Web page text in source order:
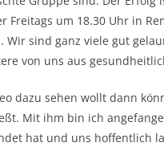
Freitags um 18.30 Uhr in
Wir sind ganz viele gut
von uns aus
dazu sehen wollt dann
Mit ihm bin ich
hat und uns hoffentlich